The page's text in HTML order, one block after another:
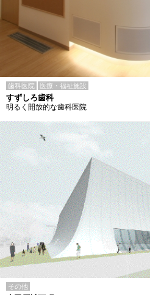
歯科医院 医療・福祉施設
すずしろ歯科
明るく開放的な歯科医院
その他